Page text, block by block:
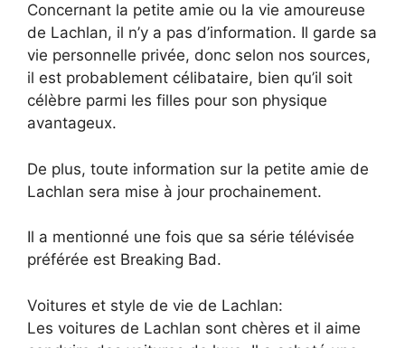
Concernant la petite amie ou la vie amoureuse
de Lachlan, il n’y a pas d’information. Il garde sa
vie personnelle privée, donc selon nos sources,
il est probablement célibataire, bien qu’il soit
célèbre parmi les filles pour son physique
avantageux.
De plus, toute information sur la petite amie de
Lachlan sera mise à jour prochainement.
Il a mentionné une fois que sa série télévisée
préférée est Breaking Bad.
Voitures et style de vie de Lachlan:
Les voitures de Lachlan sont chères et il aime